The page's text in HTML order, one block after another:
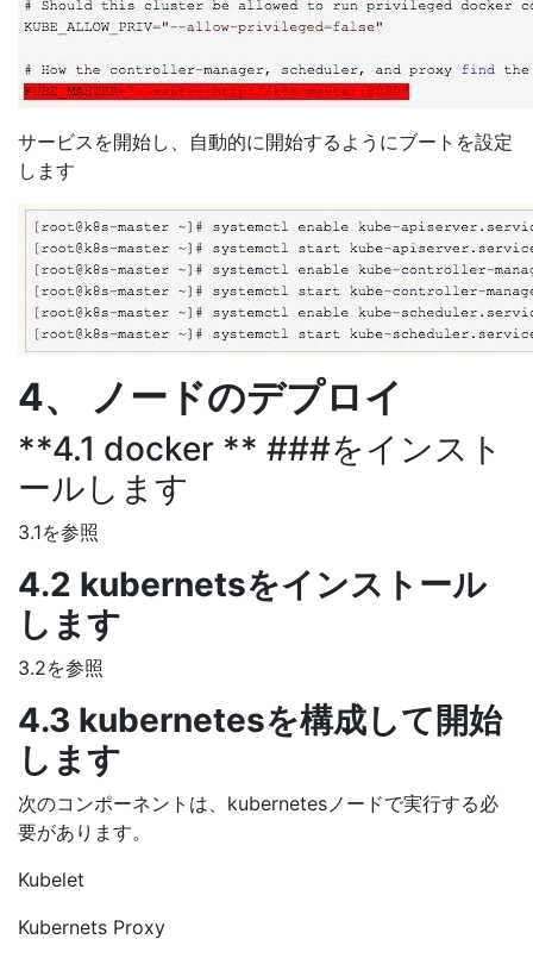
サービスを開始し、自動的に開始するようにブートを設定
します
4、 ノードのデプロイ
**4.1 docker ** ###をインスト
ールします
3.1を参照
4.2 kubernetsをインストール
します
3.2を参照
4.3 kubernetesを構成して開始
します
次のコンポーネントは、kubernetesノードで実行する必
要があります。
Kubelet
Kubernets Proxy